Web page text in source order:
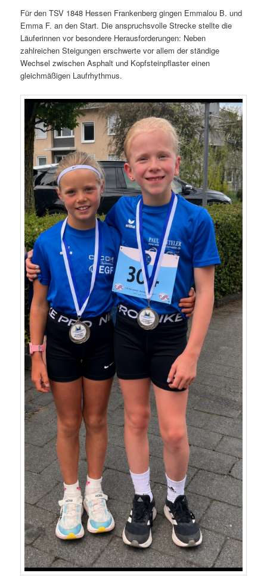
Für den TSV 1848 Hessen Frankenberg gingen Emmalou B. und
Emma F. an den Start. Die anspruchsvolle Strecke stellte die
Läuferinnen vor besondere Herausforderungen: Neben
zahlreichen Steigungen erschwerte vor allem der ständige
Wechsel zwischen Asphalt und Kopfsteinpflaster einen
gleichmäßigen Laufrhythmus.